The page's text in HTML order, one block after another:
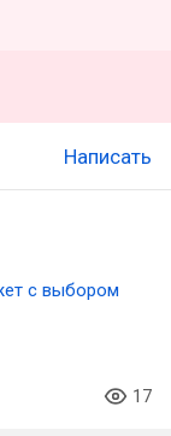
Написать
с выбором
17